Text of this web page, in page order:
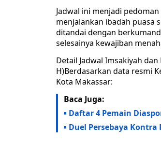
Jadwal ini menjadi
menjalankan ibadah puasa
ditandai dengan
selesainya kewajiban
Detail Jadwal Imsakiyah
H)Berdasarkan data resmi
Kota Makassar:
Baca Juga:
Daftar 4 Pemain
Duel Persebaya Kontra